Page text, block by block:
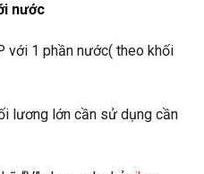
nước
với 1 phần nước( theo khối
lương lớn cần sử dụng cần